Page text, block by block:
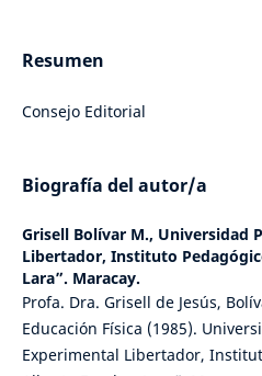
Resumen
Consejo Editorial
Biografía del autor/a
Grisell Bolívar M., Universidad
Libertador, Instituto
Lara”. Maracay.
Profa. Dra. Grisell de Jesús,
Educación Física (1985).
Experimental Libertador,